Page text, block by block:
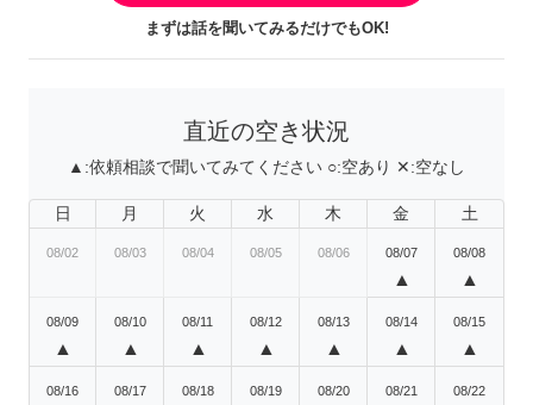
まずは話を聞いてみるだけでもOK!
直近の空き状況
▲:依頼相談で聞いてみてください ○:空あり ✕:空なし
日 月 火 水 木 金 土
08/02 08/03 08/04 08/05 08/06 08/07
▲
08/08
▲
08/09
▲
08/10
▲
08/11
▲
08/12
▲
08/13
▲
08/14
▲
08/15
▲
08/16 08/17 08/18 08/19 08/20 08/21 08/22